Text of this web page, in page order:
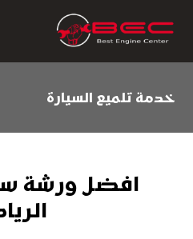
خدمة تلميع السيارة
افضل ورشة